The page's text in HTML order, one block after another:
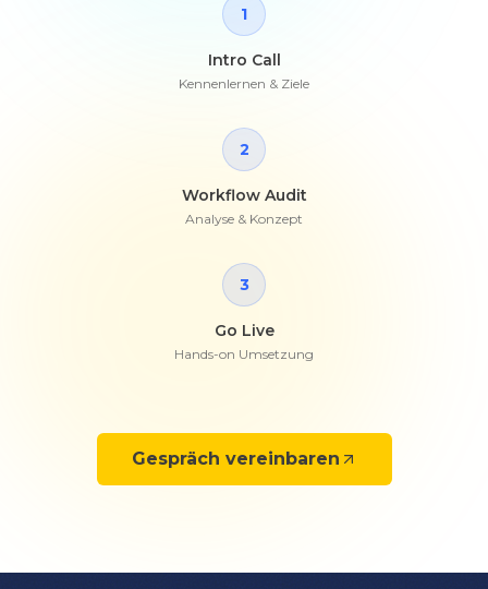
1
Intro Call
Kennenlernen & Ziele
2
Workflow Audit
Analyse & Konzept
3
Go Live
Hands-on Umsetzung
Gespräch vereinbaren